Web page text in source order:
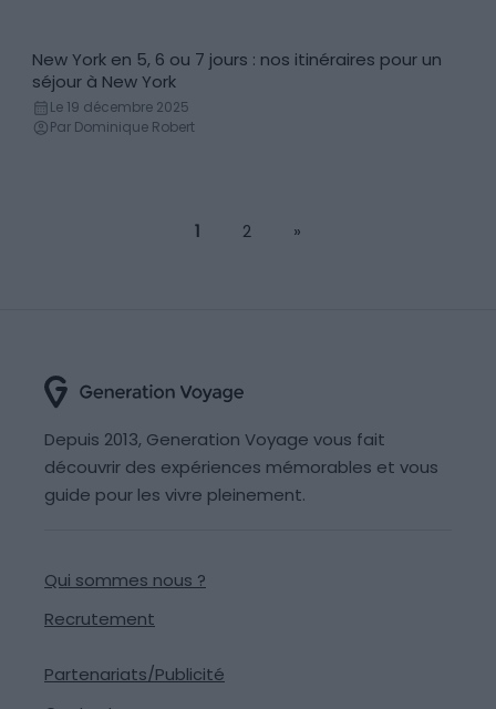
Itinéraires
New York en 5, 6 ou 7 jours : nos itinéraires pour un
séjour à New York
Le 19 décembre 2025
Par Dominique Robert
1 2 »
Depuis 2013, Generation Voyage vous fait
découvrir des expériences mémorables et vous
guide pour les vivre pleinement.
Qui sommes nous ?
Recrutement
Partenariats/Publicité